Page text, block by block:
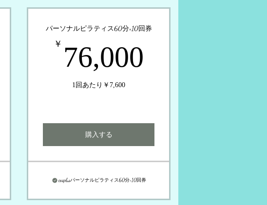
39,000￥
パーソナルピラティス60分×10回券
￥ 76,000
1回あたり￥7,600
購入する
coaplusパーソナルピラティス60分×10回券